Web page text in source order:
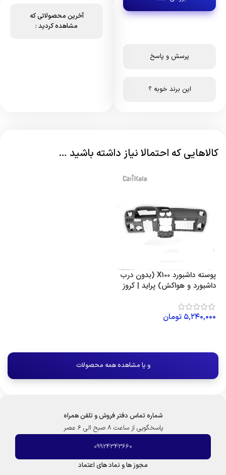
پرسش و پاسخ
این برند خوبه ؟
آخرین محصولاتی که
مشاهده کردید :
کالاهایی که احتمالا نیاز داشته باشید …
پوسته داشبورد X100 (بدون درب
داشبورد و هواکش) پراید | کروز
۵,۲۴۰,۰۰۰ تومان
و یا مشاهده همه محصولات
شماره تماس دفتر فروش و تلفن همراه
پاسخگویی از ساعت 8 صبح الی 6 عصر
09924343660
مجوز ها و نماد های اعتماد